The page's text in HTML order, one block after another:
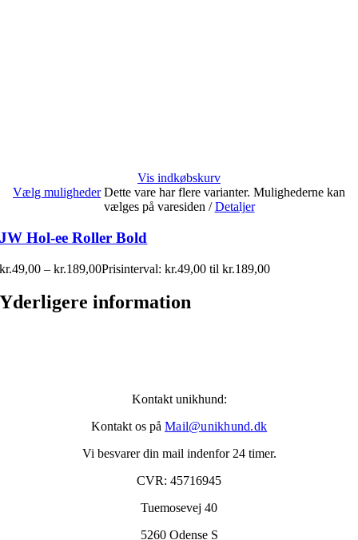
Vis indkøbskurv
Vælg muligheder Dette vare har flere varianter. Mulighederne kan
vælges på varesiden / Detaljer
JW Hol-ee Roller Bold
kr.49,00 – kr.189,00Prisinterval: kr.49,00 til kr.189,00
Yderligere information
Kontakt unikhund:
Kontakt os på Mail@unikhund.dk
Vi besvarer din mail indenfor 24 timer.
CVR: 45716945
Tuemosevej 40
5260 Odense S